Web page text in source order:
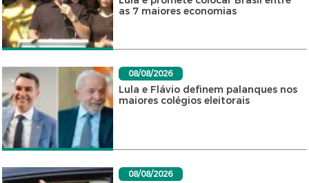
as 7 maiores economias
08/08/2026
Lula e Flávio definem palanques nos
maiores colégios eleitorais
08/08/2026